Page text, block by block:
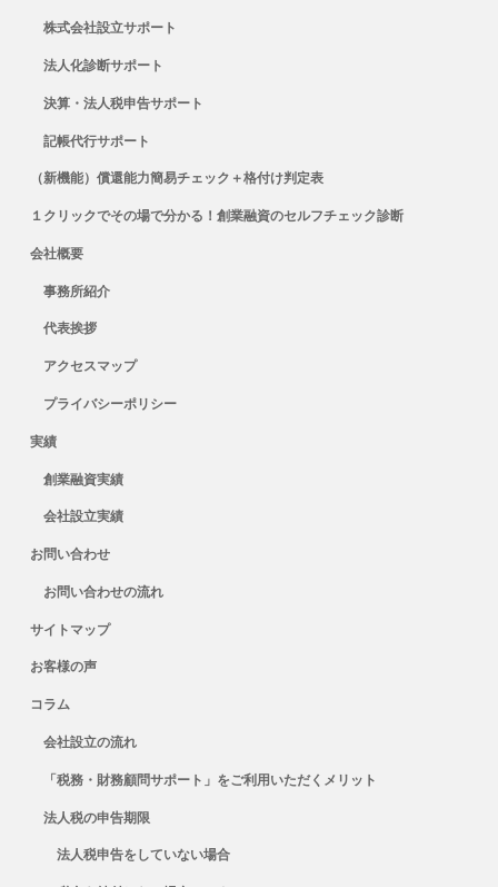
株式会社設立サポート
法人化診断サポート
決算・法人税申告サポート
記帳代行サポート
（新機能）償還能力簡易チェック＋格付け判定表
１クリックでその場で分かる！創業融資のセルフチェック診断
会社概要
事務所紹介
代表挨拶
アクセスマップ
プライバシーポリシー
実績
創業融資実績
会社設立実績
お問い合わせ
お問い合わせの流れ
サイトマップ
お客様の声
コラム
会社設立の流れ
「税務・財務顧問サポート」をご利用いただくメリット
法人税の申告期限
法人税申告をしていない場合